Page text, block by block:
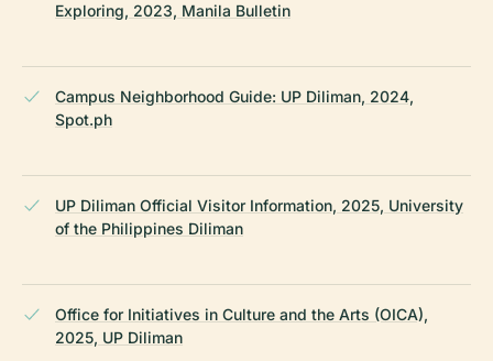
Exploring, 2023, Manila Bulletin
Campus Neighborhood Guide: UP Diliman, 2024,
Spot.ph
UP Diliman Official Visitor Information, 2025, University
of the Philippines Diliman
Office for Initiatives in Culture and the Arts (OICA),
2025, UP Diliman